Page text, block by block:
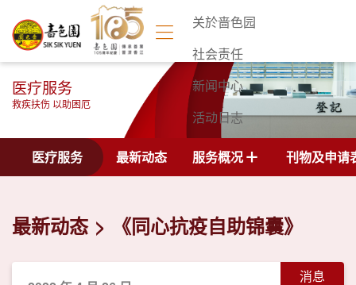
关於啬色园
社会责任
新闻中心
活动日志
联络我们
医疗服务
救疾扶伤 以助困厄
医疗服务 最新动态 服务概况 刊物及申请
最新动态 《同心抗疫自助锦囊》
消息